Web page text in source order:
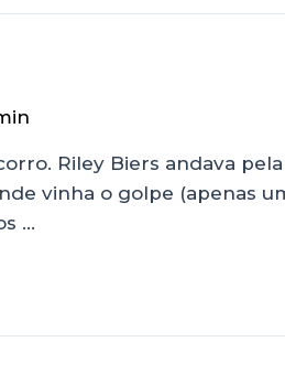
Riley Biers andava
vinha o golpe (apenas
…